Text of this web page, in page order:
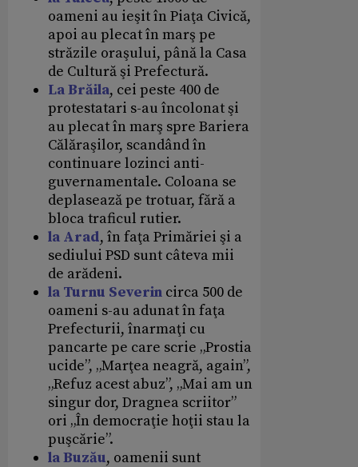
oameni au ieşit în Piaţa Civică,
apoi au plecat în marş pe
străzile oraşului, până la Casa
de Cultură şi Prefectură.
La Brăila, cei peste 400 de
protestatari s-au încolonat şi
au plecat în marş spre Bariera
Călăraşilor, scandând în
continuare lozinci anti-
guvernamentale. Coloana se
deplasează pe trotuar, fără a
bloca traficul rutier.
la Arad, în faţa Primăriei şi a
sediului PSD sunt câteva mii
de arădeni.
la Turnu Severin circa 500 de
oameni s-au adunat în faţa
Prefecturii, înarmaţi cu
pancarte pe care scrie „Prostia
ucide”, „Marţea neagră, again”,
„Refuz acest abuz”, „Mai am un
singur dor, Dragnea scriitor”
ori „În democraţie hoţii stau la
puşcărie”.
la Buzău, oamenii sunt